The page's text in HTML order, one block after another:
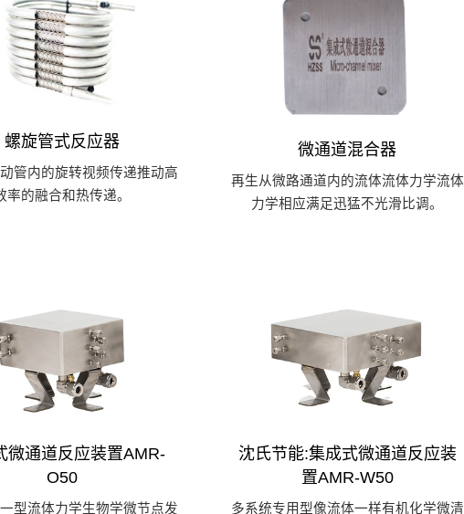
螺旋管式反应器
管内的旋转视频传递推动高
率的融合和热传递。
微通道混合器
再生从微路通道内的流体流体力学流体
力学相应满足迅猛不光滑比调。
微通道反应装置AMR-
O50
型流体力学生物学微节点发
沈氏节能:集成式微通道反应装
置AMR-W50
多系统专用型像流体一样有机化学微清